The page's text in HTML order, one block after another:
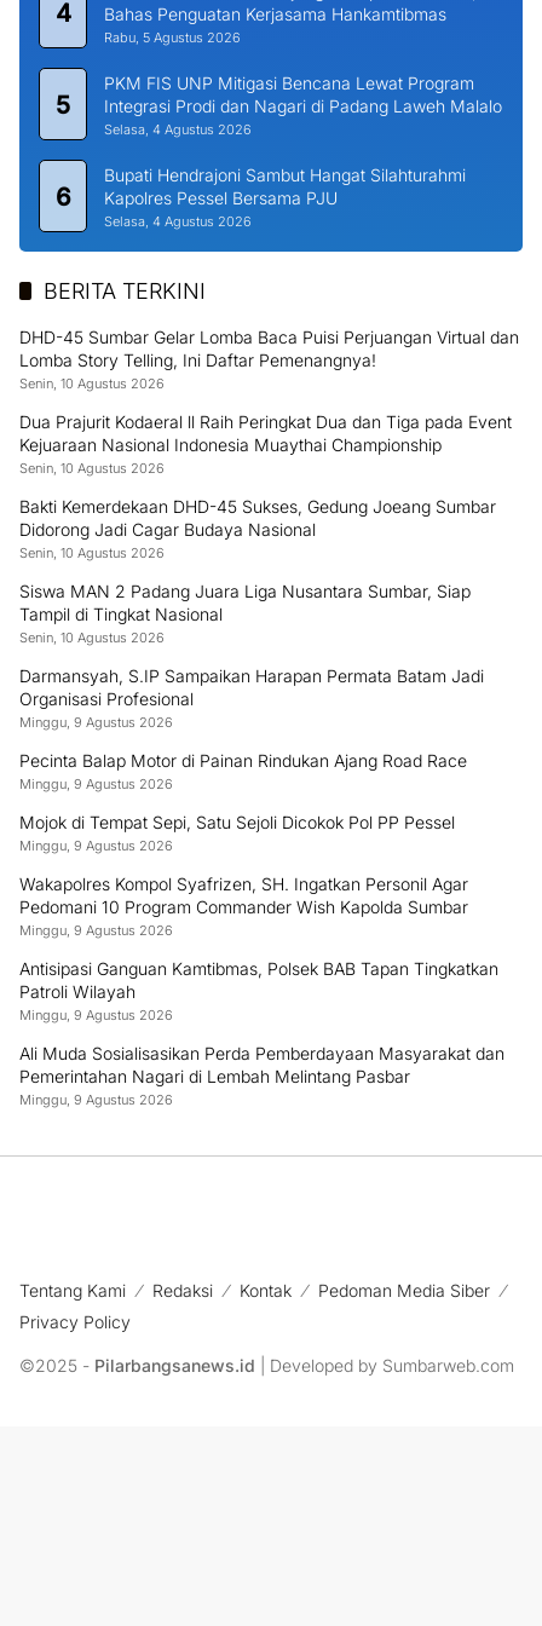
4
Bahas Penguatan Kerjasama Hankamtibmas
Rabu, 5 Agustus 2026
5
PKM FIS UNP Mitigasi Bencana Lewat Program
Integrasi Prodi dan Nagari di Padang Laweh Malalo
Selasa, 4 Agustus 2026
6
Bupati Hendrajoni Sambut Hangat Silahturahmi
Kapolres Pessel Bersama PJU
Selasa, 4 Agustus 2026
BERITA TERKINI
DHD-45 Sumbar Gelar Lomba Baca Puisi Perjuangan Virtual dan
Lomba Story Telling, Ini Daftar Pemenangnya!
Senin, 10 Agustus 2026
Dua Prajurit Kodaeral ll Raih Peringkat Dua dan Tiga pada Event
Kejuaraan Nasional Indonesia Muaythai Championship
Senin, 10 Agustus 2026
Bakti Kemerdekaan DHD-45 Sukses, Gedung Joeang Sumbar
Didorong Jadi Cagar Budaya Nasional
Senin, 10 Agustus 2026
Siswa MAN 2 Padang Juara Liga Nusantara Sumbar, Siap
Tampil di Tingkat Nasional
Senin, 10 Agustus 2026
Darmansyah, S.IP Sampaikan Harapan Permata Batam Jadi
Organisasi Profesional
Minggu, 9 Agustus 2026
Pecinta Balap Motor di Painan Rindukan Ajang Road Race
Minggu, 9 Agustus 2026
Mojok di Tempat Sepi, Satu Sejoli Dicokok Pol PP Pessel
Minggu, 9 Agustus 2026
Wakapolres Kompol Syafrizen, SH. Ingatkan Personil Agar
Pedomani 10 Program Commander Wish Kapolda Sumbar
Minggu, 9 Agustus 2026
Antisipasi Ganguan Kamtibmas, Polsek BAB Tapan Tingkatkan
Patroli Wilayah
Minggu, 9 Agustus 2026
Ali Muda Sosialisasikan Perda Pemberdayaan Masyarakat dan
Pemerintahan Nagari di Lembah Melintang Pasbar
Minggu, 9 Agustus 2026
Tentang Kami Redaksi Kontak
Pedoman Media Siber
Privacy Policy
©2025 - Pilarbangsanews.id | Developed by Sumbarweb.com